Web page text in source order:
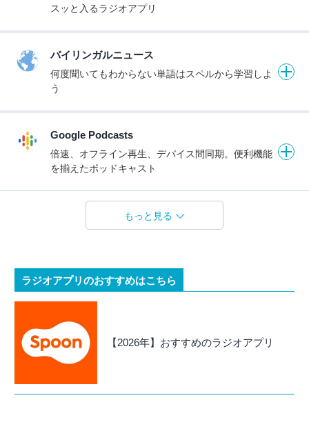
スッと入るラジオアプリ
バイリンガルニュース
何度聞いてもわからない単語はスペルから学習しよ
う
Google Podcasts
倍速、オフライン再生、デバイス間同期。便利機能
を揃えたポッドキャスト
もっと見る
ラジオアプリのおすすめはこちら
【2026年】おすすめのラジオアプリ